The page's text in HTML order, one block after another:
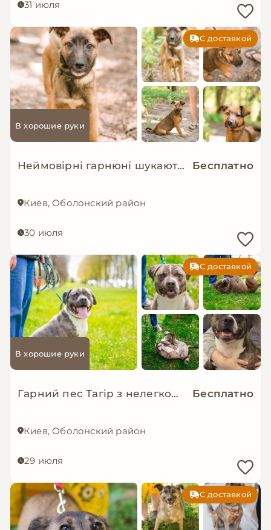
31 июля
С доставкой
В хорошие руки
Неймовірні гарнюні шукають дім! Бесплатно
Киев, Оболонский район
30 июля
С доставкой
В хорошие руки
Гарний пес Тагір з нелегкою долею… Бесплатно
Киев, Оболонский район
29 июля
С доставкой